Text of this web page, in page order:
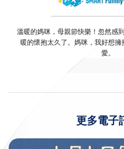
溫暖的媽咪，母親節快樂！忽然感
暖的懷抱太久了。媽咪，我好想
愛。
更多電子